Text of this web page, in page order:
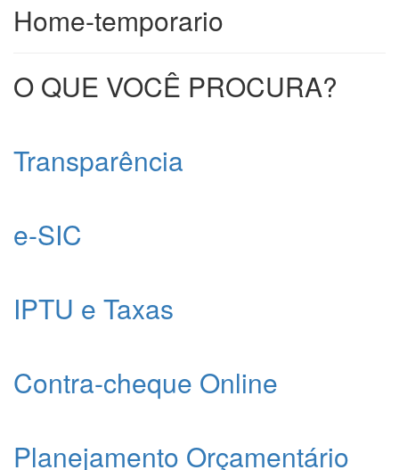
Home-temporario
O QUE VOCÊ PROCURA?
Transparência
e-SIC
IPTU e Taxas
Contra-cheque Online
Planejamento Orçamentário